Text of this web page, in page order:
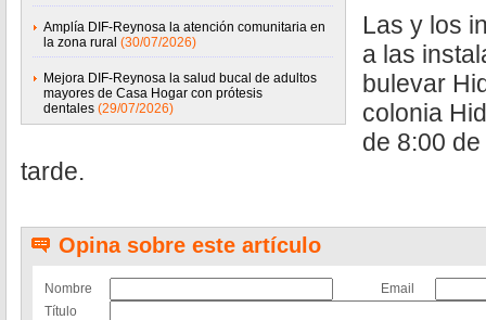
Amplía DIF-Reynosa la atención comunitaria en
la zona rural (30/07/2026)
Mejora DIF-Reynosa la salud bucal de adultos
mayores de Casa Hogar con prótesis
dentales (29/07/2026)
Las y los
a las
bulevar
colonia
de 8:00
tarde.
Opina sobre este artículo
Nombre
Email
Título